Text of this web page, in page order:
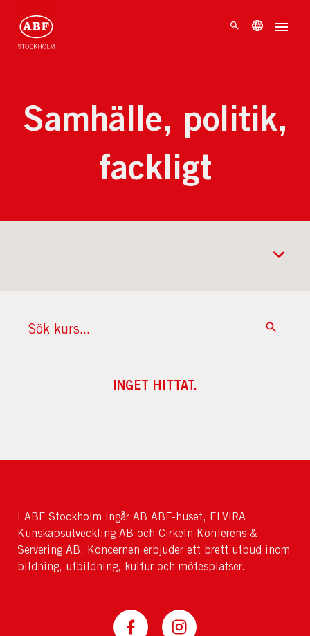
Samhälle, politik,
fackligt
INGET HITTAT.
I ABF Stockholm ingår AB ABF-huset, ELVIRA
Kunskapsutveckling AB och Cirkeln Konferens &
Servering AB. Koncernen erbjuder ett brett utbud inom
bildning, utbildning, kultur och mötesplatser.